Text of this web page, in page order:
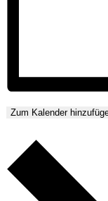
Zum Kalender